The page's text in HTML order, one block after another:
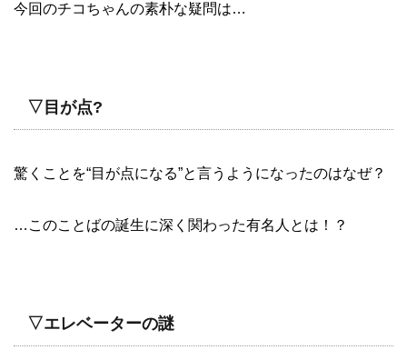
今回のチコちゃんの素朴な疑問は…
▽目が点?
驚くことを“目が点になる”と言うようになったのはなぜ？
…このことばの誕生に深く関わった有名人とは！？
▽エレベーターの謎